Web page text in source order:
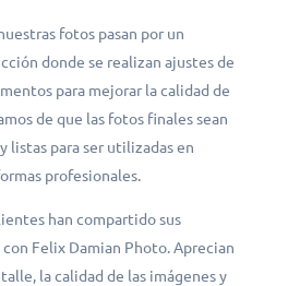
fotos pasan por un
donde se realizan ajustes de
para mejorar la calidad de
de que las fotos finales sean
listas para ser utilizadas en
profesionales.
han compartido sus
Felix Damian Photo. Aprecian
la calidad de las imágenes y